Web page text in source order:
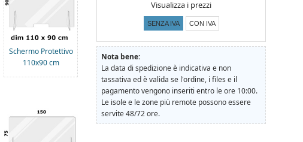
Schermo Protettivo
110x90 cm
Visualizza i prezzi
SENZA IVA CON IVA
Nota bene:
La data di spedizione è indicativa e non
tassativa ed è valida se l'ordine, i files e il
pagamento vengono inseriti entro le ore 10:00.
Le isole e le zone più remote possono essere
servite 48/72 ore.